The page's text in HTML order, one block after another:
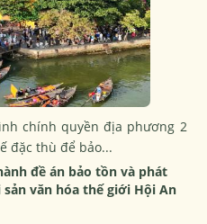
chính quyền địa phương 2
đặc thù để bảo...
đề án bảo tồn và phát
văn hóa thế giới Hội An